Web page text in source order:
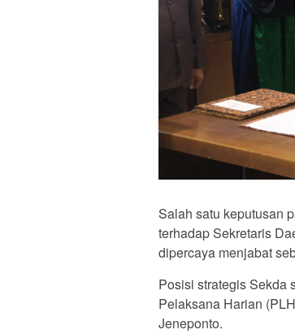
Salah satu keputusan
terhadap Sekretaris
dipercaya menjabat
Posisi strategis Sekda
Pelaksana Harian
Jeneponto.